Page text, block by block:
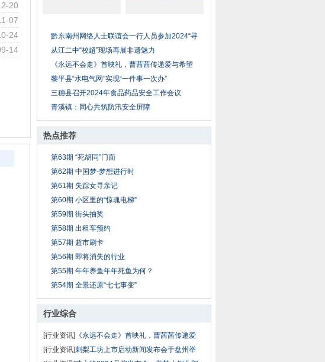
黔东南州网络人士联谊会一行人员参加2024“寻
从江二中“校超”现场再展非遗魅力
《永远不会走》首映礼，曹茜茜传递爱与希望
黎平县“水电气网”实现“一件事一次办”
三穗县召开2024年食品药品安全工作会议
青溪镇：同心共筑防汛安全屏障
热点推荐
第63期 “死胡同”门面
第62期 中国梦-梦想进行时
第61期 失踪女寻亲记
第60期 小区里的“惊魂电梯”
第59期 街头抽奖
第58期 出租车预约
第57期 超市刷卡
第56期 即将消失的行业
第55期 年年养鱼年年死鱼为何？
第54期 全景还原“七七事变”
行业综合
[行业资讯] 《永远不会走》首映礼，曹茜茜传递爱
[行业资讯]刺梨工坊上市启动新闻发布会于盘州举
20
07
24
14